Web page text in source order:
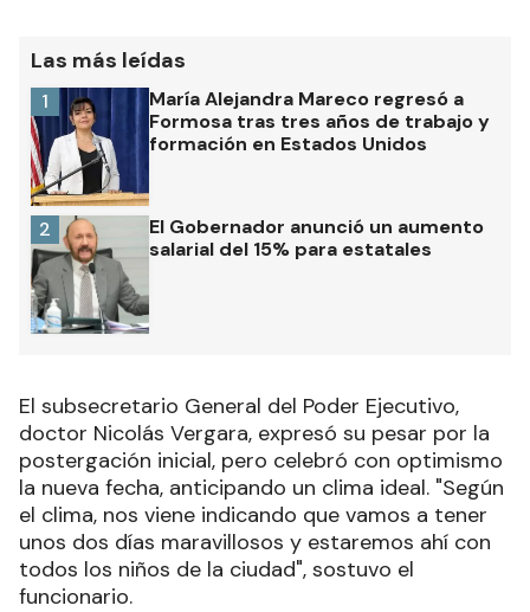
Las más leídas
María Alejandra Mareco regresó a
Formosa tras tres años de trabajo y
formación en Estados Unidos
1
El Gobernador anunció un aumento
salarial del 15% para estatales
2
El subsecretario General del Poder Ejecutivo,
doctor Nicolás Vergara, expresó su pesar por la
postergación inicial, pero celebró con optimismo
la nueva fecha, anticipando un clima ideal. "Según
el clima, nos viene indicando que vamos a tener
unos dos días maravillosos y estaremos ahí con
todos los niños de la ciudad", sostuvo el
funcionario.